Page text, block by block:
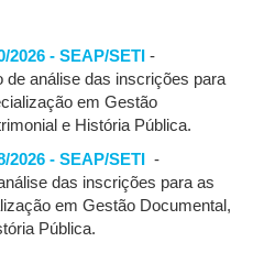
2026 - SEAP/SETI -
de análise das inscrições para
em Gestão
e História Pública.
2026 - SEAP/SETI
-
das inscrições para as
em Gestão Documental,
Pública.